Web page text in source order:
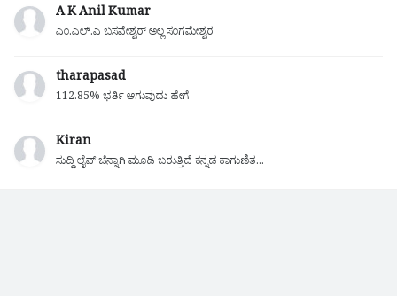
A K Anil Kumar
ಎಂ.ಎಲ್.ಎ ಬಸವೇಶ್ವರ್ ಅಲ್ಲ ಸಂಗಮೇಶ್ವರ
tharapasad
112.85% ಭರ್ತಿ ಆಗುವುದು ಹೇಗೆ
Kiran
ಸುದ್ದಿ ಲೈವ್ ಚೆನ್ನಾಗಿ ಮೂಡಿ ಬರುತ್ತಿದೆ ಕನ್ನಡ ಕಾಗುಣಿತ...